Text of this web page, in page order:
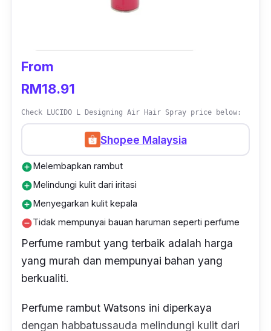
From
RM18.91
Check LUCIDO L Designing Air Hair Spray price below:
Shopee Malaysia
add_circleMelembapkan rambut
add_circleMelindungi kulit dari iritasi
add_circleMenyegarkan kulit kepala
remove_circleTidak mempunyai bauan haruman seperti perfume
Perfume rambut yang terbaik adalah harga
yang murah dan mempunyai bahan yang
berkualiti.
Perfume rambut Watsons ini diperkaya
dengan habbatussauda melindungi kulit dari